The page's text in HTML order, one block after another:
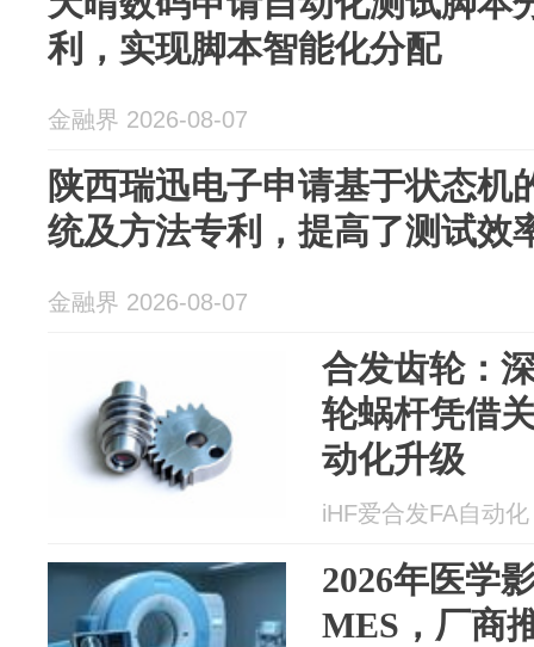
利，实现脚本智能化分配
金融界 2026-08-07
陕西瑞迅电子申请基于状态机
统及方法专利，提高了测试效
金融界 2026-08-07
合发齿轮：
轮蜗杆凭借
动化升级
iHF爱合发FA自动
2026年医学
MES，厂商